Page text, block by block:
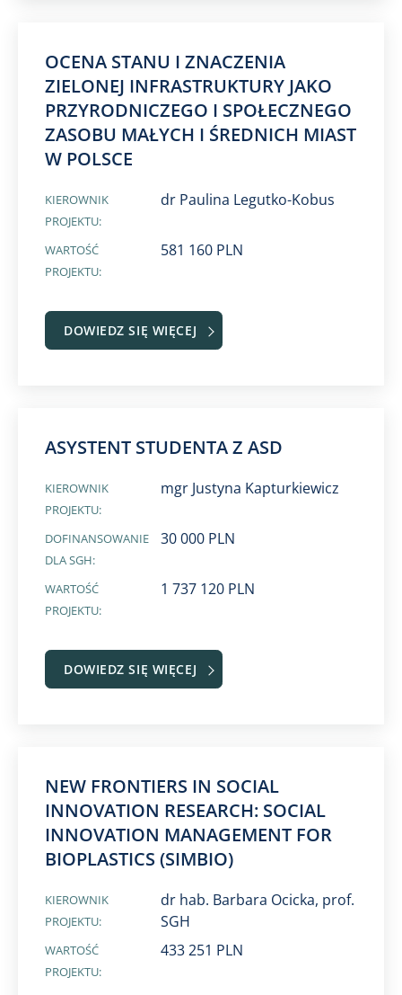
OCENA STANU I ZNACZENIA
ZIELONEJ INFRASTRUKTURY JAKO
PRZYRODNICZEGO I SPOŁECZNEGO
ZASOBU MAŁYCH I ŚREDNICH MIAST
W POLSCE
KIEROWNIK
PROJEKTU:
dr Paulina Legutko-Kobus
WARTOŚĆ
PROJEKTU:
581 160 PLN
DOWIEDZ SIĘ WIĘCEJ
ASYSTENT STUDENTA Z ASD
KIEROWNIK
PROJEKTU:
mgr Justyna Kapturkiewicz
DOFINANSOWANIE
DLA SGH:
30 000 PLN
WARTOŚĆ
PROJEKTU:
1 737 120 PLN
DOWIEDZ SIĘ WIĘCEJ
NEW FRONTIERS IN SOCIAL
INNOVATION RESEARCH: SOCIAL
INNOVATION MANAGEMENT FOR
BIOPLASTICS (SIMBIO)
KIEROWNIK
PROJEKTU:
dr hab. Barbara Ocicka, prof.
SGH
WARTOŚĆ
PROJEKTU:
433 251 PLN